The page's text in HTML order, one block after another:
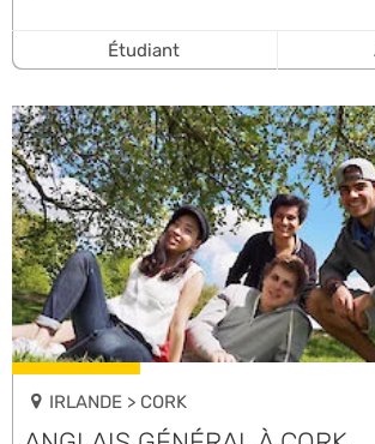
Étudiant
IRLANDE > CORK